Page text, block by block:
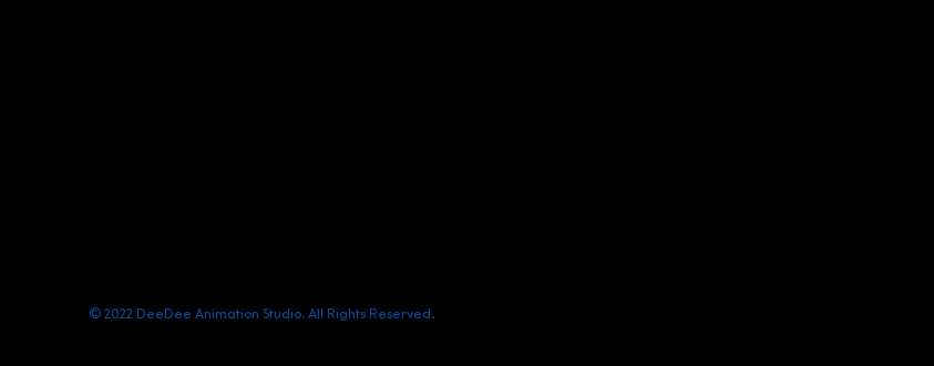
© 2022 DeeDee Animation Studio. All Rights Reserved.